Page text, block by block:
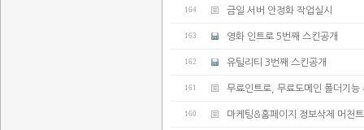
164 금일 서버 안정화 작업실시
163 영화 인트로 5번째 스킨공개
162 유틸리티 3번째 스킨공개
161 무료인트로, 무료도메인 폴더기능
160 마케팅&홈페이지 정보삭제 머천